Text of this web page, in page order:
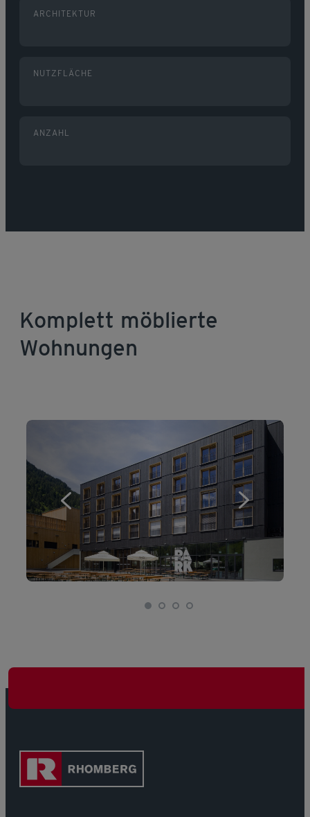
ARCHITEKTUR
NUTZFLÄCHE
ANZAHL
Komplett möblierte
Wohnungen